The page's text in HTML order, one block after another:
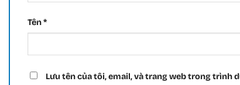
Tên*
Lưu tên của tôi, email, và trang web trong trình